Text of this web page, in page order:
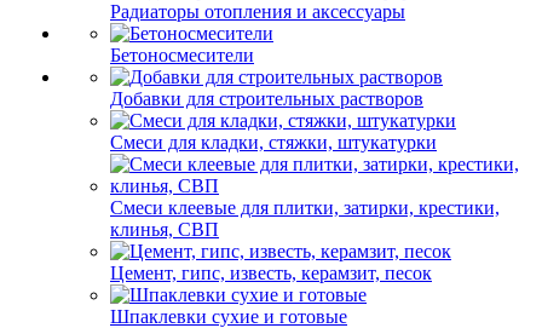
Радиаторы отопления и аксессуары
Бетоносмесители
Добавки для строительных растворов
Смеси для кладки, стяжки, штукатурки
Смеси клеевые для плитки, затирки, крестики,
клинья, СВП
Цемент, гипс, известь, керамзит, песок
Шпаклевки сухие и готовые